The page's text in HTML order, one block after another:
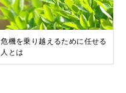
危機を乗り越えるために任せる
人とは